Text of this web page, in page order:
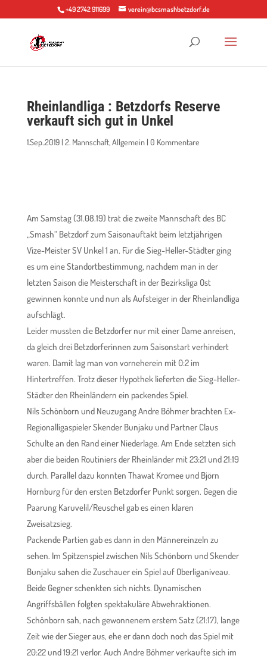
+49 2742 911699 verein@bcsmashbetzdorf.de
Rheinlandliga : Betzdorfs Reserve
verkauft sich gut in Unkel
1.Sep..2019| 2. Mannschaft,Allgemein| 0 Kommentare
Am Samstag (31.08.19) trat die zweite Mannschaft des BC
„Smash“ Betzdorf zum Saisonauftakt beim letztjährigen
Vize-Meister SV Unkel 1 an. Für die Sieg-Heller-Städter ging
es um eine Standortbestimmung, nachdem man in der
letzten Saison die Meisterschaft in der Bezirksliga Ost
gewinnen konnte und nun als Aufsteiger in der Rheinlandliga
aufschlägt.
Leider mussten die Betzdorfer nur mit einer Dame anreisen,
da gleich drei Betzdorferinnen zum Saisonstart verhindert
waren. Damit lag man von vorneherein mit 0:2 im
Hintertreffen. Trotz dieser Hypothek lieferten die Sieg-Heller-
Städter den Rheinländern ein packendes Spiel.
Nils Schönborn und Neuzugang Andre Böhmer brachten Ex-
Regionalligaspieler Skender Bunjaku und Partner Claus
Schulte an den Rand einer Niederlage. Am Ende setzten sich
aber die beiden Routiniers der Rheinländer mit 23:21 und 21:19
durch. Parallel dazu konnten Thawat Kromee und Björn
Hornburg für den ersten Betzdorfer Punkt sorgen. Gegen die
Paarung Karuvelil/Reuschel gab es einen klaren
Zweisatzsieg.
Packende Partien gab es dann in den Männereinzeln zu
sehen. Im Spitzenspiel zwischen Nils Schönborn und Skender
Bunjaku sahen die Zuschauer ein Spiel auf Oberliganiveau.
Beide Gegner schenkten sich nichts. Dynamischen
Angriffsbällen folgten spektakuläre Abwehraktionen.
Schönborn sah, nach gewonnenem erstem Satz (21:17), lange
Zeit wie der Sieger aus, ehe er dann doch noch das Spiel mit
20:22 und 19:21 verlor. Auch Andre Böhmer verkaufte sich im